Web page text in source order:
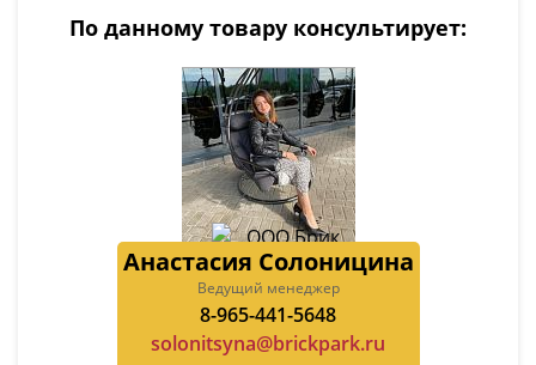
По данному товару консультирует:
Анастасия Солоницина
Ведущий менеджер
8-965-441-5648
solonitsyna@brickpark.ru